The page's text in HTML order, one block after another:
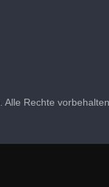
. Alle Rechte